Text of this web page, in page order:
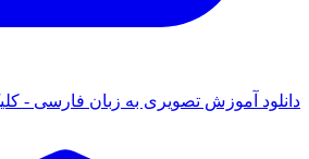
آموزش تصویری به زبان فارسی - کلیک کنید